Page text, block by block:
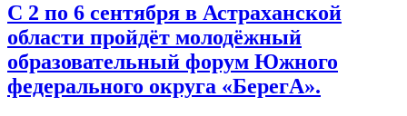
С 2 по 6 сентября в Астраханской
области пройдёт молодёжный
образовательный форум Южного
федерального округа «БерегА».